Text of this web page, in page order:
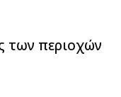
των περιοχών